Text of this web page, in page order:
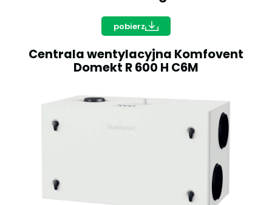
pobierz
Centrala wentylacyjna Komfovent
Domekt R 600 H C6M